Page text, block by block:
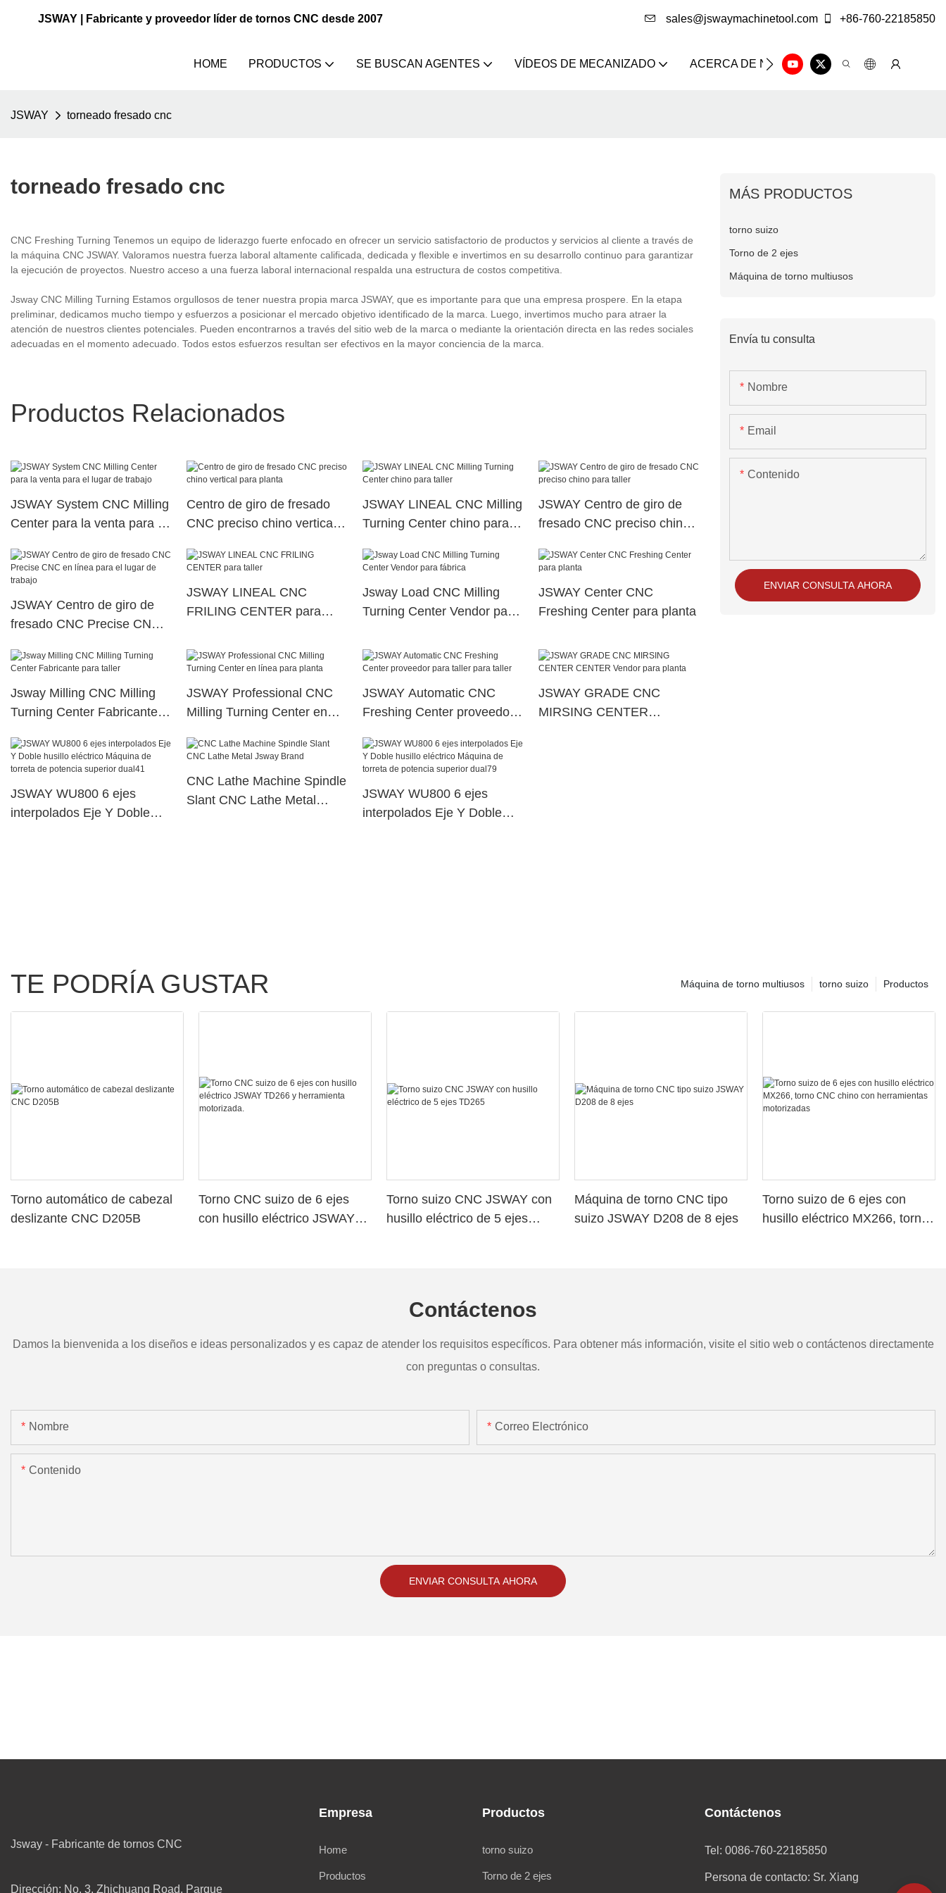
JSWAY | Fabricante y proveedor líder de tornos CNC desde 2007 sales@jswaymachinetool.com +86-760-22185850
HOME PRODUCTOS SE BUSCAN AGENTES VÍDEOS DE MECANIZADO ACERCA DE NOSOTROS SOLUCIÓN
JSWAY torneado fresado cnc
torneado fresado cnc
CNC Freshing Turning Tenemos un equipo de liderazgo fuerte enfocado en ofrecer un servicio satisfactorio de productos y servicios al cliente a través de
la máquina CNC JSWAY. Valoramos nuestra fuerza laboral altamente calificada, dedicada y flexible e invertimos en su desarrollo continuo para garantizar
la ejecución de proyectos. Nuestro acceso a una fuerza laboral internacional respalda una estructura de costos competitiva.
Jsway CNC Milling Turning Estamos orgullosos de tener nuestra propia marca JSWAY, que es importante para que una empresa prospere. En la etapa
preliminar, dedicamos mucho tiempo y esfuerzos a posicionar el mercado objetivo identificado de la marca. Luego, invertimos mucho para atraer la
atención de nuestros clientes potenciales. Pueden encontrarnos a través del sitio web de la marca o mediante la orientación directa en las redes sociales
adecuadas en el momento adecuado. Todos estos esfuerzos resultan ser efectivos en la mayor conciencia de la marca.
Productos Relacionados
JSWAY System CNC Milling
Center para la venta para el
Centro de giro de fresado
CNC preciso chino vertical
JSWAY LINEAL CNC Milling
Turning Center chino para
JSWAY Centro de giro de
fresado CNC preciso chino
JSWAY Centro de giro de
fresado CNC Precise CNC
trabajo
JSWAY LINEAL CNC
FRILING CENTER para
Jsway Load CNC Milling
Turning Center Vendor para
JSWAY Center CNC
Freshing Center para planta
Jsway Milling CNC Milling
Turning Center Fabricante
JSWAY Professional CNC
Milling Turning Center en
JSWAY Automatic CNC
Freshing Center proveedor
JSWAY GRADE CNC
MIRSING CENTER
JSWAY WU800 6 ejes
interpolados Eje Y Doble
CNC Lathe Machine Spindle
Slant CNC Lathe Metal
JSWAY WU800 6 ejes
interpolados Eje Y Doble
MÁS PRODUCTOS
torno suizo
Torno de 2 ejes
Máquina de torno multiusos
Envía tu consulta
Nombre
Email
Contenido
ENVIAR CONSULTA AHORA
TE PODRÍA GUSTAR Productos
torno suizo
Máquina de torno multiusos
Torno automático de cabezal
deslizante CNC D205B
Torno CNC suizo de 6 ejes
con husillo eléctrico JSWAY
Torno suizo CNC JSWAY con
husillo eléctrico de 5 ejes
Máquina de torno CNC tipo
suizo JSWAY D208 de 8 ejes
Torno suizo de 6 ejes con
husillo eléctrico MX266, torno
Contáctenos
Damos la bienvenida a los diseños e ideas personalizados y es capaz de atender los requisitos específicos. Para obtener más información, visite el sitio web o contáctenos directamente
con preguntas o consultas.
Nombre Correo Electrónico
Contenido
ENVIAR CONSULTA AHORA
Jsway - Fabricante de tornos CNC
Dirección: No. 3, Zhichuang Road, Parque
Empresa
Home
Productos
Productos
torno suizo
Torno de 2 ejes
Contáctenos
Tel: 0086-760-22185850
Persona de contacto: Sr. Xiang